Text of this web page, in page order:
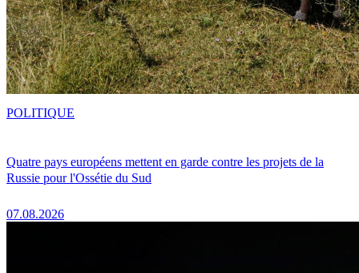
Quatre pays européens mettent en garde contre les projets de la
Russie pour l'Ossétie du Sud
07.08.2026
POLITIQUE